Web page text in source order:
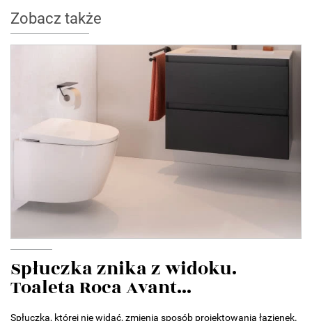
Zobacz także
Spłuczka znika z widoku.
Toaleta Roca Avant...
Spłuczka, której nie widać, zmienia sposób projektowania łazienek.